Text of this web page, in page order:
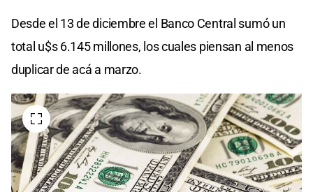
Desde el 13 de diciembre el Banco Central sumó un
total u$s 6.145 millones, los cuales piensan al menos
duplicar de acá a marzo.